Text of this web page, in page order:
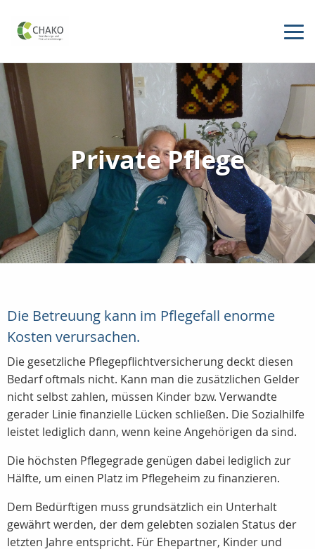
Private Pflege
Die Betreuung kann im Pflegefall enorme
Kosten verursachen.
Die gesetzliche Pflegepflichtversicherung deckt diesen
Bedarf oftmals nicht. Kann man die zusätzlichen Gelder
nicht selbst zahlen, müssen Kinder bzw. Verwandte
gerader Linie finanzielle Lücken schließen. Die Sozialhilfe
leistet lediglich dann, wenn keine Angehörigen da sind.
Die höchsten Pflegegrade genügen dabei lediglich zur
Hälfte, um einen Platz im Pflegeheim zu finanzieren.
Dem Bedürftigen muss grundsätzlich ein Unterhalt
gewährt werden, der dem gelebten sozialen Status der
letzten Jahre entspricht. Für Ehepartner, Kinder und